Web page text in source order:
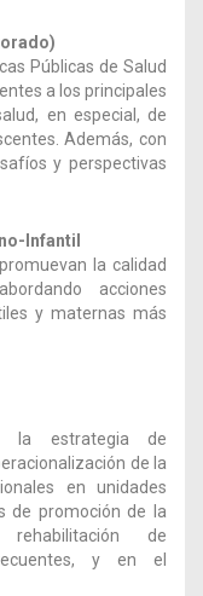
Públicas de Salud
a los principales
en especial, de
Además, con
y perspectivas
Infantil
la calidad
acciones
y maternas más
la estrategia de
de la
en unidades
de promoción de la
rehabilitación de
y en el